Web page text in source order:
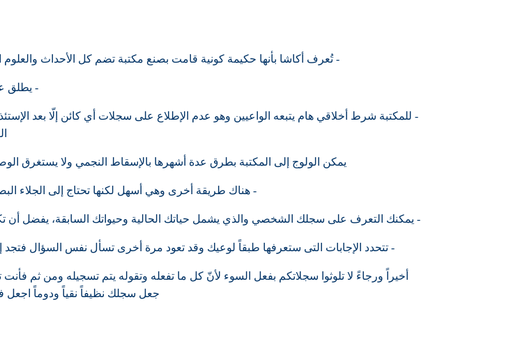
- تُعرف أكاشا بأنها حكيمة كونية قامت بصنع مكتبة تضم كل الأحداث
- يطلق
- للمكتبة شرط أخلاقي هام يتبعه الواعيين وهو عدم الإطلاع على سجلات أي كائن إلّا بعد
يمكن الولوج إلى المكتبة بطرق عدة أشهرها بالإسقاط النجمي ولا يستغرق
- هناك طريقة أخرى وهي أسهل لكنها تحتاج إلى الجلاء
- يمكنك التعرف على سجلك الشخصي والذي يشمل حياتك الحالية وحيواتك السابقة، يفضل أن
- تتحدد الإجابات التى ستعرفها طبقاً لوعيك وقد تعود مرة أخرى تسأل نفس السؤال فتجد
أخيراً ورجاءً لا تلوثوا سجلاتكم بفعل السوء لأنّ كل ما تفعله وتقوله يتم تسجيله ومن ثم
جعل سجلك نظيفاً نقياً ودوماً اجعل